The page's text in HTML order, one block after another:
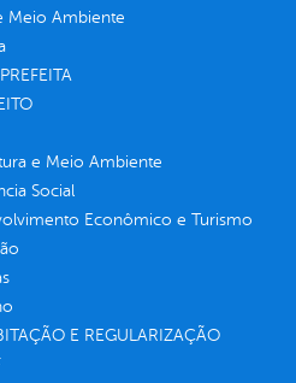
Meio Ambiente
e Meio Ambiente
Social
Econômico e Turismo
E REGULARIZAÇÃO